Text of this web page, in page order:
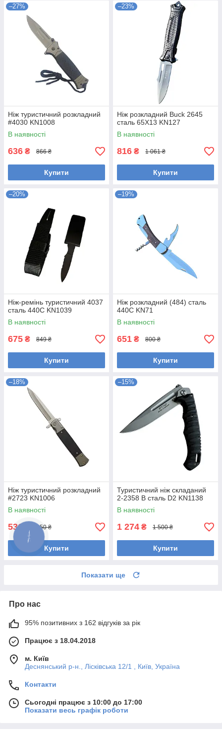
–27%
Ніж туристичний розкладний
#4030 KN1008
В наявності
636 ₴ 866 ₴
Купити
–23%
Ніж розкладний Buck 2645
сталь 65Х13 KN127
В наявності
816 ₴ 1 061 ₴
Купити
–20%
Ніж-ремінь туристичний 4037
сталь 440С KN1039
В наявності
675 ₴ 849 ₴
Купити
–19%
Ніж розкладний (484) сталь
440С KN71
В наявності
651 ₴ 800 ₴
Купити
–18%
Ніж туристичний розкладний
#2723 KN1006
В наявності
531 650 ₴
Купити
–15%
Туристичний ніж складаний
2-2358 В сталь D2 KN1138
В наявності
1 274 ₴ 1 500 ₴
Купити
Показати ще
Про нас
95% позитивних з 162 відгуків за рік
Працює з 18.04.2018
м. Київ
Деснянський р-н., Лісківська 12/1 , Київ, Україна
Контакти
Сьогодні працює з 10:00 до 17:00
Показати весь графік роботи